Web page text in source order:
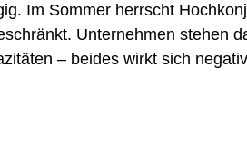
Im Sommer herrscht
Unternehmen stehen
– beides wirkt sich